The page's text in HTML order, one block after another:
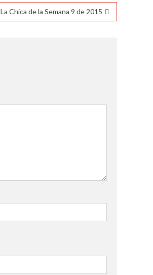
La Chica de la Semana 9 de 2015